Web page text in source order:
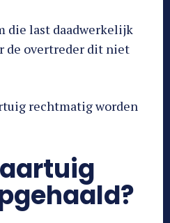
die last daadwerkelijk
de overtreder dit niet
rechtmatig worden